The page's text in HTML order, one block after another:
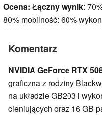
Ocena: Łączny wynik:
80% mobilność: 60%
Komentarz
NVIDIA GeForce RTX
graficzna z rodziny
na układzie GB203 i
cieniujących oraz 16 GB